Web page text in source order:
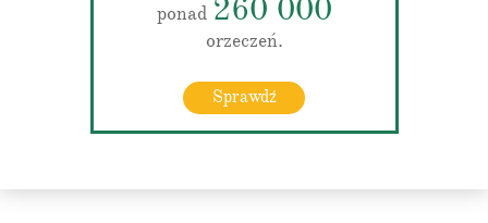
ponad 260 000
orzeczeń.
Sprawdź